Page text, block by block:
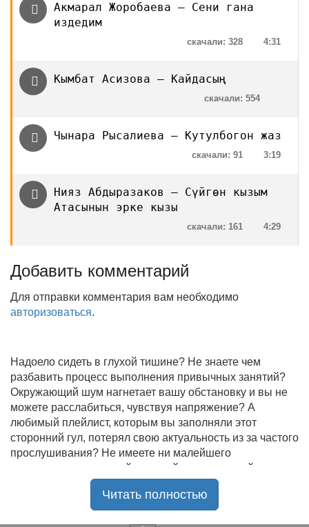
Акмарал Жоробаева — Сени гана
издедим
4:31
скачали: 328
Кымбат Асизова — Кайдасың
скачали: 554
Чынара Рысалиева — Кутулбогон жаз
3:19
скачали: 91
Нияз Абдыразаков — Сүйгөн кызым
Атасынын эрке кызы
4:29
скачали: 161
Добавить комментарий
Для отправки комментария вам необходимо
авторизоваться.
Надоело сидеть в глухой тишине? Не знаете чем
разбавить процесс выполнения привычных занятий?
Окружающий шум нагнетает вашу обстановку и вы не
можете расслабиться, чувствуя напряжение? А
любимый плейлист, которым вы заполняли этот
сторонний гул, потерял свою актуальность из за частого
прослушивания? Не имеете ни малейшего
представления, где найти новый качественный контент
на замену старому? В таком случае вы обратились по
Читать полностью